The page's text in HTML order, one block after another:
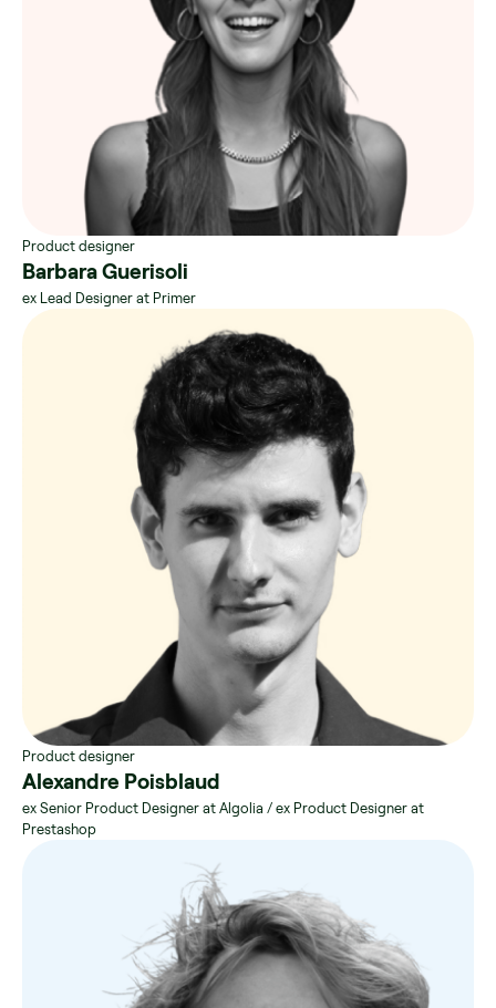
Product designer
Barbara Guerisoli
ex Lead Designer at Primer
Product designer
Alexandre Poisblaud
ex Senior Product Designer at Algolia / ex Product Designer at
Prestashop